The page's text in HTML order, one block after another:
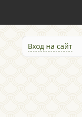
Вход на сайт